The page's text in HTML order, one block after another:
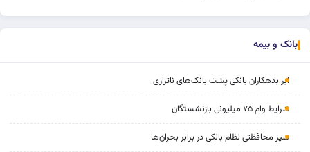
بانک و بیمه
ابر بدهکاران بانکی پشت بانک‌های ناترازی
شرایط وام ۷۵ میلیونی بازنشستگان
سپر محافظتی نظام بانکی در برابر بحران‌ها